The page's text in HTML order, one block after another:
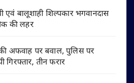
एवं बालूशाही शिल्पकार भगवानदास
की लहर
अफवाह पर बवाल, पुलिस पर
गिरफ्तार, तीन फरार